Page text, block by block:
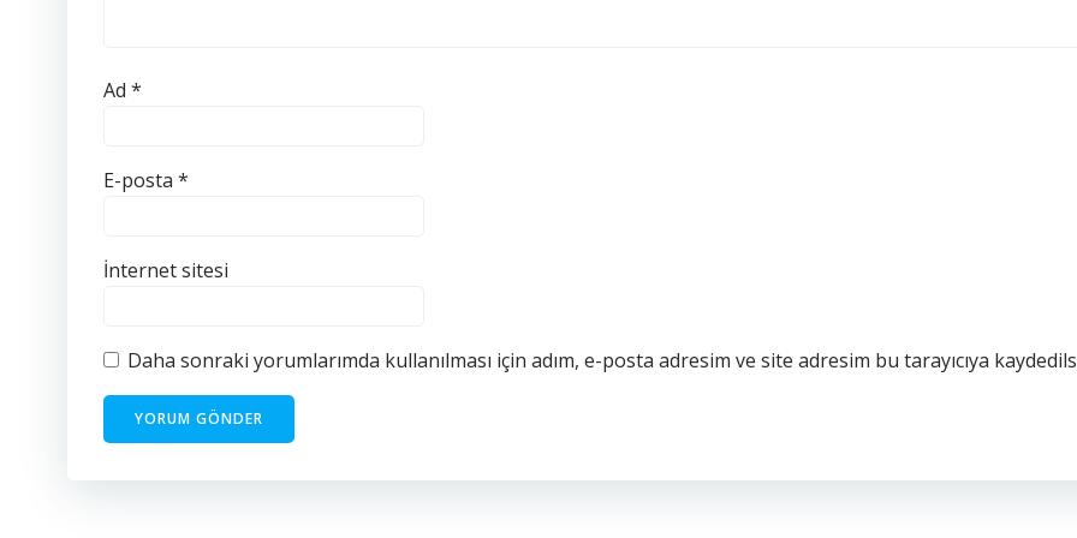
Ad *
E-posta *
İnternet sitesi
Daha sonraki yorumlarımda kullanılması için adım, e-posta adresim ve site adresim bu tarayıcıya